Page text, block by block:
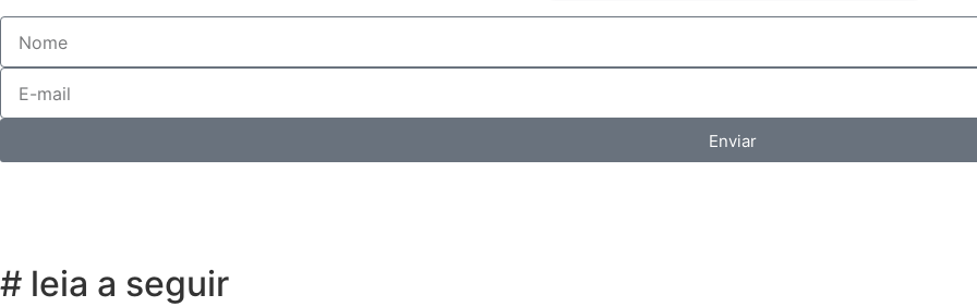
Enviar
# leia a seguir